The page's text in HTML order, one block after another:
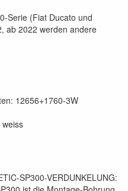
Serie (Fiat Ducato und
ab 2022 werden andere
12656+1760-3W
SP300-VERDUNKELUNG: